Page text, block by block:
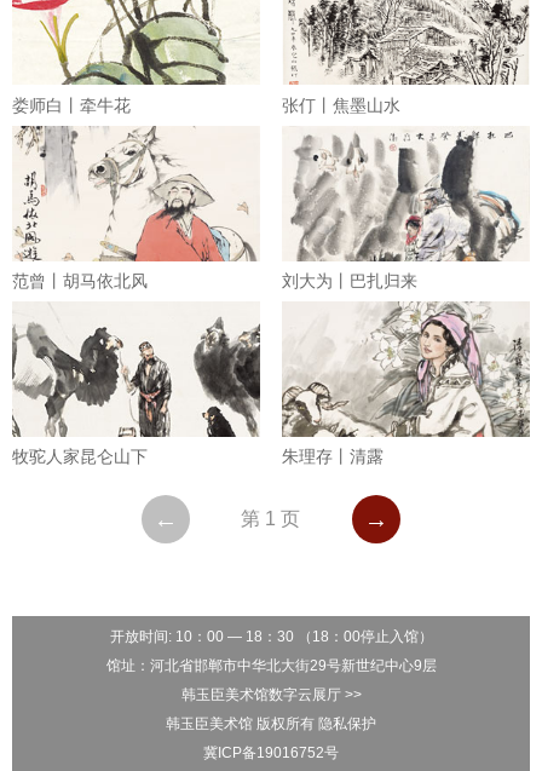
娄师白丨牵牛花 张仃丨焦墨山水
范曾丨胡马依北风 刘大为丨巴扎归来
牧驼人家昆仑山下 朱理存丨清露
← 第 1 页 →
开放时间: 10：00 — 18：30 （18：00停止入馆）
馆址：河北省邯郸市中华北大街29号新世纪中心9层
韩玉臣美术馆数字云展厅 >>
韩玉臣美术馆 版权所有 隐私保护
冀ICP备19016752号